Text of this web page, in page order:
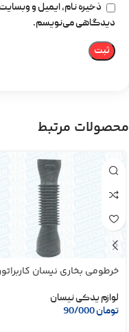
ذخیره نام، ایمیل و
دیدگاهی می‌نویسم.
محصولات مرتبط
خرطومی بخاری نیسان
لوازم یدکی نیسان
تومان